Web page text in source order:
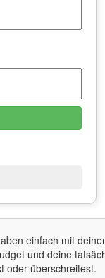
einfach mit
und deine
oder überschreitest.